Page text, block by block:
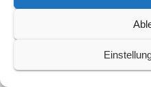
Ein Kommentar zu